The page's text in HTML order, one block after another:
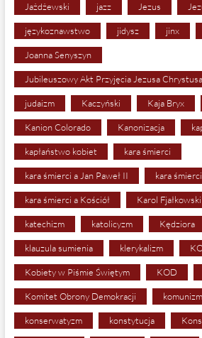
Jażdżewski jazz Jezus
językoznawstwo jidysz jinx
Joanna Senyszyn
Jubileuszowy Akt Przyjęcia Jezusa
judaizm Kaczyński Kaja Bryx
Kanion Colorado Kanonizacja
kapłaństwo kobiet kara śmierci
kara śmierci a Jan Paweł II kara
kara śmierci a Kościół Karol Fjałkowski
katechizm katolicyzm Kędziora
klauzula sumienia klerykalizm
Kobiety w Piśmie Świętym KOD
Komitet Obrony Demokracji komunizm
konserwatyzm konstytucja